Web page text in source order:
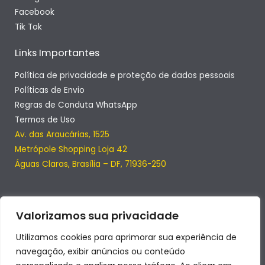
Valorizamos sua privacidade
Utilizamos cookies para aprimorar sua experiência de
navegação, exibir anúncios ou conteúdo
Facebook
Tik Tok
Links Importantes
Política de privacidade e proteção de dados pessoais
Políticas de Envio
Regras de Conduta WhatsApp
Termos de Uso
Av. das Araucárias, 1525
Metrópole Shopping Loja 42
Águas Claras, Brasília – DF, 71936-250